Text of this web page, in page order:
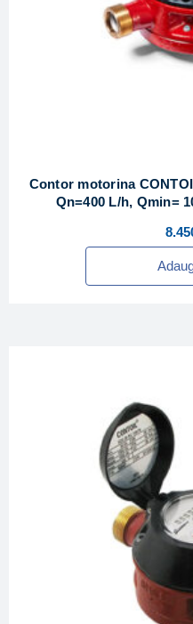
Contor motorina
Qn=400 L/h, Qmin=